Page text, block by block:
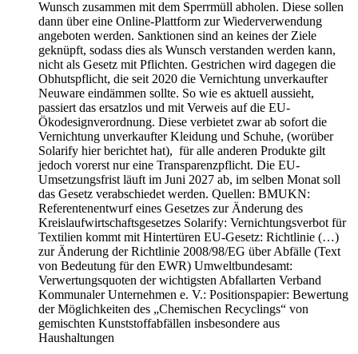
Wunsch zusammen mit dem Sperrmüll abholen. Diese sollen
dann über eine Online-Plattform zur Wiederverwendung
angeboten werden. Sanktionen sind an keines der Ziele
geknüpft, sodass dies als Wunsch verstanden werden kann,
nicht als Gesetz mit Pflichten. Gestrichen wird dagegen die
Obhutspflicht, die seit 2020 die Vernichtung unverkaufter
Neuware eindämmen sollte. So wie es aktuell aussieht,
passiert das ersatzlos und mit Verweis auf die EU-
Ökodesignverordnung. Diese verbietet zwar ab sofort die
Vernichtung unverkaufter Kleidung und Schuhe, (worüber
Solarify hier berichtet hat), für alle anderen Produkte gilt
jedoch vorerst nur eine Transparenzpflicht. Die EU-
Umsetzungsfrist läuft im Juni 2027 ab, im selben Monat soll
das Gesetz verabschiedet werden. Quellen: BMUKN:
Referentenentwurf eines Gesetzes zur Änderung des
Kreislaufwirtschaftsgesetzes Solarify: Vernichtungsverbot für
Textilien kommt mit Hintertüren EU-Gesetz: Richtlinie (…)
zur Änderung der Richtlinie 2008/98/EG über Abfälle (Text
von Bedeutung für den EWR) Umweltbundesamt:
Verwertungsquoten der wichtigsten Abfallarten Verband
Kommunaler Unternehmen e. V.: Positionspapier: Bewertung
der Möglichkeiten des „Chemischen Recyclings“ von
gemischten Kunststoffabfällen insbesondere aus
Haushaltungen